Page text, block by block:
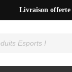
Livraison offerte